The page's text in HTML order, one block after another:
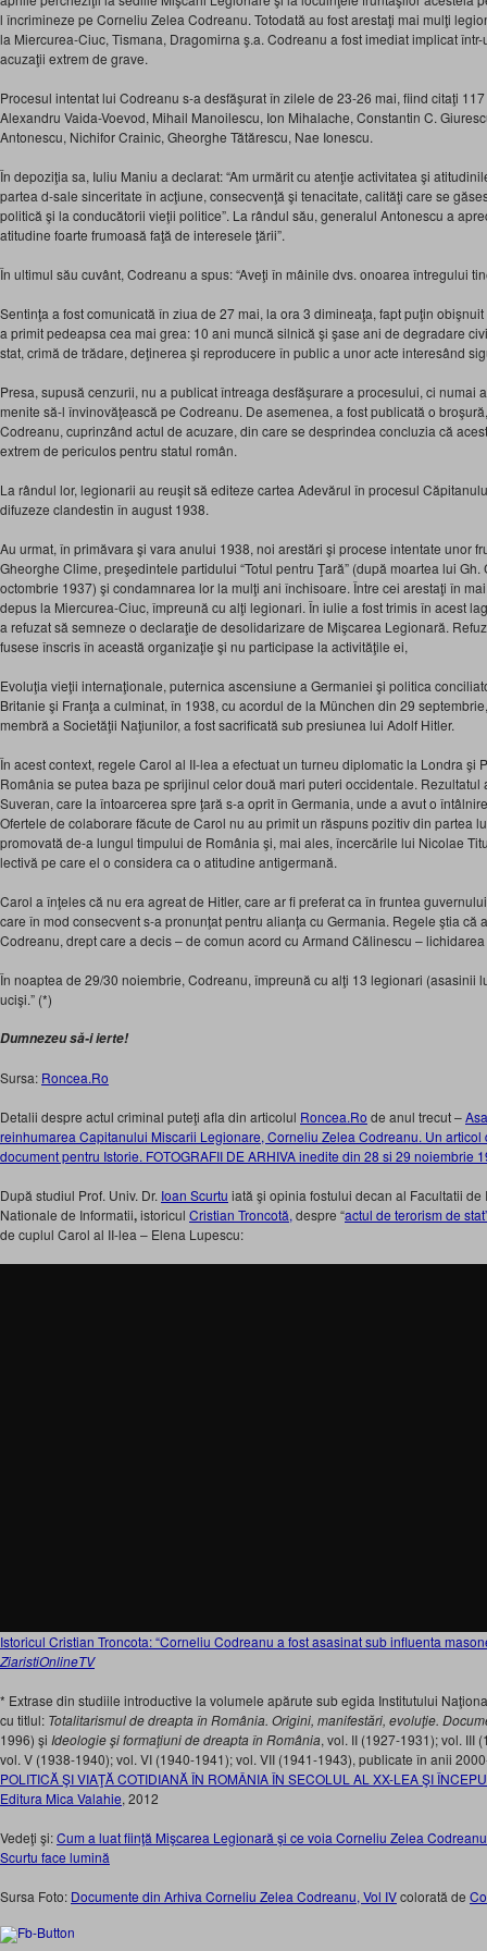
l încrimineze pe Corneliu Zelea Codreanu. Totodată au fost arestaţi mai mulţi
la Miercurea-Ciuc, Tismana, Dragomirna ş.a. Codreanu a fost imediat implicat
acuzaţii extrem de grave.
Procesul intentat lui Codreanu s-a desfăşurat în zilele de 23-26 mai, fiind citaţi
Alexandru Vaida-Voevod, Mihail Manoilescu, Ion Mihalache, Constantin C.
Antonescu, Nichifor Crainic, Gheorghe Tătărescu, Nae Ionescu.
În depoziţia sa, Iuliu Maniu a declarat: “Am urmărit cu atenţie activitatea şi
partea d-sale sinceritate în acţiune, consecvenţă şi tenacitate, calităţi care se
politică şi la conducătorii vieţii politice”. La rândul său, generalul Antonescu a
atitudine foarte frumoasă faţă de interesele ţării”.
În ultimul său cuvânt, Codreanu a spus: “Aveţi în mâinile dvs. onoarea întregului
Sentinţa a fost comunicată în ziua de 27 mai, la ora 3 dimineaţa, fapt puţin
a primit pedeapsa cea mai grea: 10 ani muncă silnică şi şase ani de degradare
stat, cri­mă de trădare, deţinerea şi reproducere în public a unor acte interesând
Presa, supusă cenzurii, nu a publicat întreaga desfăşurare a procesului, ci numai
menite să-l învinovăţească pe Codreanu. De asemenea, a fost publicată o
Codreanu, cuprinzând actul de acuzare, din care se desprindea concluzia că
extrem de periculos pentru statul român.
La rândul lor, legionarii au reuşit să editeze cartea Adevărul în procesul
difuzeze clandestin în august 1938.
Au urmat, în primăvara şi vara anului 1938, noi arestări şi procese intentate unor
Gheorghe Clime, preşedintele partidului “Totul pentru Ţară” (după moartea lui
octombrie 1937) şi condamnarea lor la mulţi ani închisoare. Între cei arestaţi în
depus la Miercurea-Ciuc, împreună cu alţi legionari. În iulie a fost trimis în acest
a refuzat să sem­neze o declaraţie de desolidarizare de Mişcarea Legionară.
fusese înscris în această organizaţie şi nu participase la activităţile ei,
Evoluţia vieţii internaţionale, puternica ascensiune a Germaniei şi politica
Britanie şi Franţa a culminat, în 1938, cu acor­dul de la München din 29
membră a Socie­tăţii Naţiunilor, a fost sacrificată sub presiunea lui Adolf Hitler.
În acest context, regele Carol al II-lea a efectuat un turneu diplomatic la Lon­dra şi
România se putea baza pe sprijinul celor două mari puteri occidentale. Rezultatul
Suveran, care la întoarcerea spre ţară s-a oprit în Germania, unde a avut o
Ofertele de colaborare făcute de Carol nu au primit un răspuns pozitiv din partea
promovată de-a lungul timpului de România şi, mai ales, încercările lui Nicolae
lectivă pe care el o considera ca o atitudine antigermană.
Carol a înţeles că nu era agreat de Hitler, care ar fi preferat ca în fruntea
care în mod consecvent s-a pronunţat pen­tru alianţa cu Germania. Regele ştia că
Codreanu, drept care a decis – de comun acord cu Armand Călinescu –
În noaptea de 29/30 noiembrie, Codreanu, împreună cu alţi 13 legionari (asa­sinii
ucişi.” (*)
Dumnezeu să-i ierte!
Sursa: Roncea.Ro
Detalii despre actul criminal puteţi afla din articolul Roncea.Ro de anul trecut –
reinhumarea Capitanului Miscarii Legionare, Corneliu Zelea Codreanu. Un articol
document pentru Istorie. FOTOGRAFII DE ARHIVA inedite din 28 si 29 noiembrie
După studiul Prof. Univ. Dr. Ioan Scurtu iată şi opinia fostului decan al Facultatii
Nationale de Informatii,istoricul Cristian Troncotă, despre “actul de terorism de
de cuplul Carol al II-lea – Elena Lupescu:
Istoricul Cristian Troncota: “Corneliu Codreanu a fost asasinat sub influenta
ZiaristiOnlineTV
* Extrase din studiile introductive la volumele apărute sub egida Institutului
cu titlul: Totalitarismul de dreapta în România. Origini, manifestări, evoluţie.
1996) şi Ideologie şi formaţiuni de dreapta în România, vol. II (1927-1931); vol. III
vol. V (1938-1940); vol. VI (1940-1941); vol. VII (1941-1943), publicate în anii
POLITICĂ ŞI VIAŢĂ COTIDIANĂ ÎN ROMÂNIA ÎN SECOLUL AL XX-LEA ŞI
Editura Mica Valahie, 2012
Vedeţi şi:Cum a luat fiinţă Mişcarea Legionară şi ce voia Corneliu Zelea
Scurtu face lumină
Sursa Foto: Documente din Arhiva Corneliu Zelea Codreanu, Vol IVcolorată de